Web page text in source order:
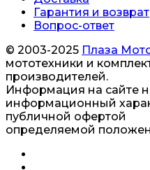
Гарантия и возврат
Вопрос-ответ
© 2003-2025 Плаза
мототехники и
производителей.
Информация на сайте
информационный
публичной офертой
определяемой